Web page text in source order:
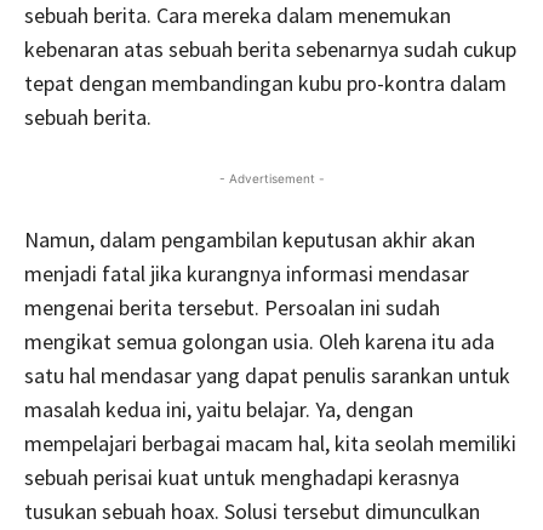
sebuah berita. Cara mereka dalam menemukan
kebenaran atas sebuah berita sebenarnya sudah cukup
tepat dengan membandingan kubu pro-kontra dalam
sebuah berita.
- Advertisement -
Namun, dalam pengambilan keputusan akhir akan
menjadi fatal jika kurangnya informasi mendasar
mengenai berita tersebut. Persoalan ini sudah
mengikat semua golongan usia. Oleh karena itu ada
satu hal mendasar yang dapat penulis sarankan untuk
masalah kedua ini, yaitu belajar. Ya, dengan
mempelajari berbagai macam hal, kita seolah memiliki
sebuah perisai kuat untuk menghadapi kerasnya
tusukan sebuah hoax. Solusi tersebut dimunculkan